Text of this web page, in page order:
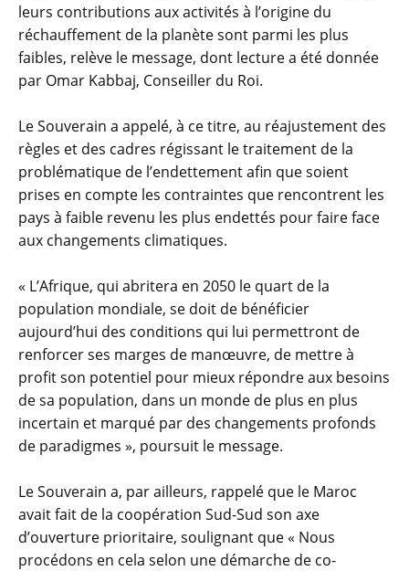
leurs contributions aux activités à l’origine du
réchauffement de la planète sont parmi les plus
faibles, relève le message, dont lecture a été donnée
par Omar Kabbaj, Conseiller du Roi.
Le Souverain a appelé, à ce titre, au réajustement des
règles et des cadres régissant le traitement de la
problématique de l’endettement afin que soient
prises en compte les contraintes que rencontrent les
pays à faible revenu les plus endettés pour faire face
aux changements climatiques.
« L’Afrique, qui abritera en 2050 le quart de la
population mondiale, se doit de bénéficier
aujourd’hui des conditions qui lui permettront de
renforcer ses marges de manœuvre, de mettre à
profit son potentiel pour mieux répondre aux besoins
de sa population, dans un monde de plus en plus
incertain et marqué par des changements profonds
de paradigmes », poursuit le message.
Le Souverain a, par ailleurs, rappelé que le Maroc
avait fait de la coopération Sud-Sud son axe
d’ouverture prioritaire, soulignant que « Nous
procédons en cela selon une démarche de co-